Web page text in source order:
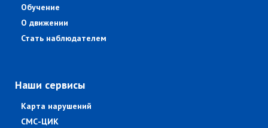
Обучение
О движении
Стать наблюдателем
Наши сервисы
Карта нарушений
СМС-ЦИК